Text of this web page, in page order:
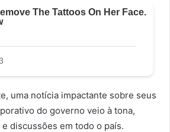
uma notícia impactante sobre seus
do governo veio à tona,
discussões em todo o país.